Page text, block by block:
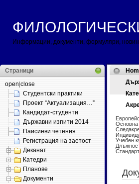
Информации, документи, формуляри,
Страници
open close
Студентски практики
Проект “Актуализация…”
Кандидат-студенти
Държавни изпити 2014
Паисиеви четения
Регистрация на заетост
Деканат
Катедри
Планове
Документи
Основна
Учебен